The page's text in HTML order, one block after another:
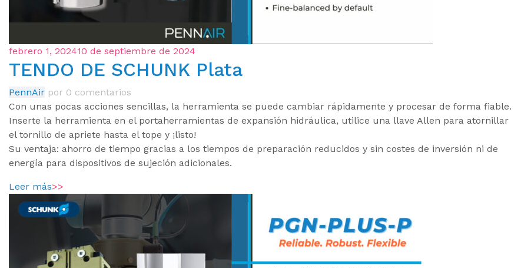
febrero 1, 202410 de septiembre de 2024
TENDO DE SCHUNK Plata
PennAir por 0 comentarios
Con unas pocas acciones sencillas, la herramienta se puede cambiar rápidamente y procesar de forma fiable.
Inserte la herramienta en el portaherramientas de expansión hidráulica, utilice una llave Allen para atornillar
el tornillo de apriete hasta el tope y ¡listo!
Su ventaja: ahorro de tiempo gracias a los tiempos de preparación reducidos y sin costes de inversión ni de
energía para dispositivos de sujeción adicionales.
Leer más>>